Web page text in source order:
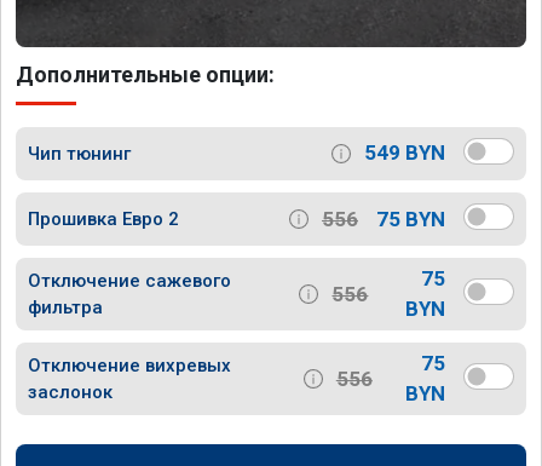
Дополнительные опции:
Чип тюнинг 549 BYN
Прошивка Евро 2 556 75 BYN
Отключение сажевого
фильтра
556
75
BYN
Отключение вихревых
заслонок
556
75
BYN